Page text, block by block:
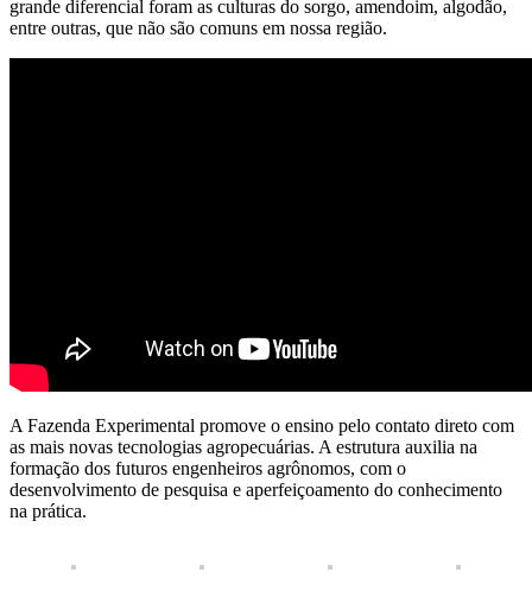
grande diferencial foram as culturas do sorgo, amendoim, algodão,
entre outras, que não são comuns em nossa região.
A Fazenda Experimental promove o ensino pelo contato direto com
as mais novas tecnologias agropecuárias. A estrutura auxilia na
formação dos futuros engenheiros agrônomos, com o
desenvolvimento de pesquisa e aperfeiçoamento do conhecimento
na prática.